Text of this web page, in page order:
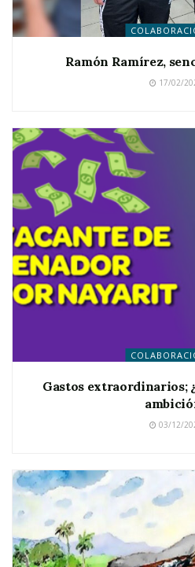
Ramón Ramírez,
17/02/
Gastos extraordinarios;
03/12/